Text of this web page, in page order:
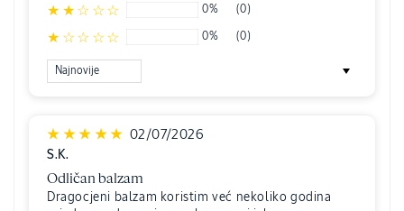
0% (0)
0% (0)
Sort by
02/07/2026
S.K.
Odličan balzam
Dragocjeni balzam koristim već nekoliko godina